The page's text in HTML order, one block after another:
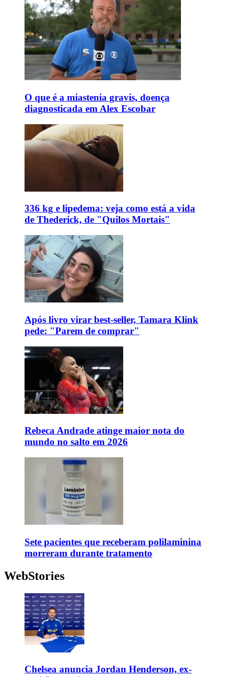
O que é a miastenia gravis, doença
diagnosticada em Alex Escobar
336 kg e lipedema: veja como está a vida
de Thederick, de "Quilos Mortais"
Após livro virar best-seller, Tamara Klink
pede: "Parem de comprar"
Rebeca Andrade atinge maior nota do
mundo no salto em 2026
Sete pacientes que receberam polilaminina
morreram durante tratamento
WebStories
Chelsea anuncia Jordan Henderson, ex-